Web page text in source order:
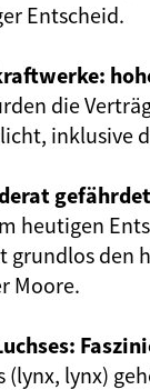
Entscheid.
die
inklusive
heutigen
grundlos den
Moore.
(lynx, lynx)